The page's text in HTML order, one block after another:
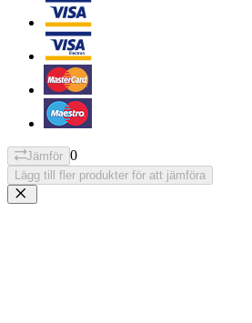
Jämför 0
Lägg till fler produkter för att jämföra